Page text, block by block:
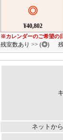
◎
¥40,802
※カレンダーのご希望の
残室数あり >> (◎)
ネットか